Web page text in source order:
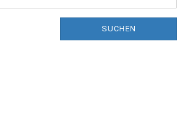
SUCHEN